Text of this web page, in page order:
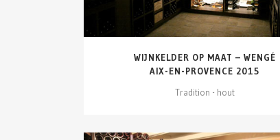
WIJNKELDER OP MAAT – WENGÉ
AIX-EN-PROVENCE 2015
Tradition - hout